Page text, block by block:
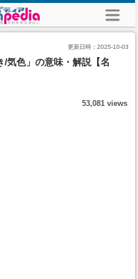
更新日時： 2025-10-03
/気色」の意味・解説【名
53,081 views